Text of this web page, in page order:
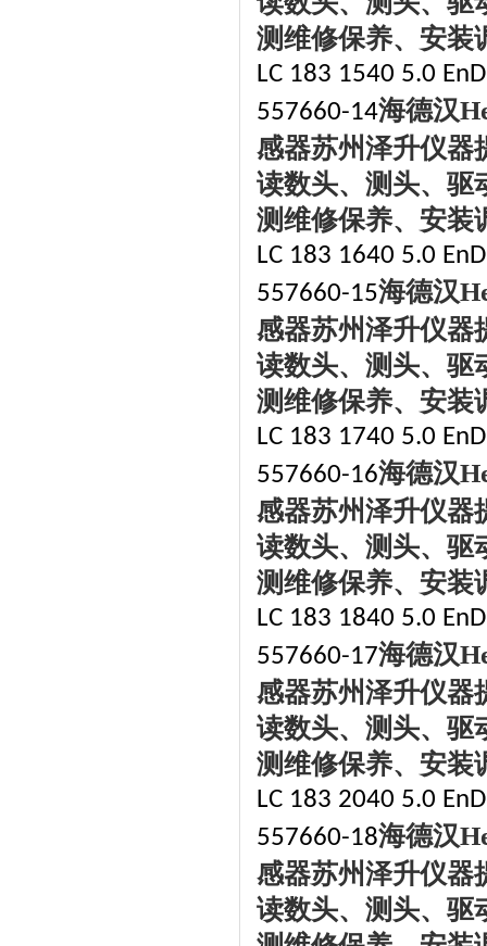
测维修保养、安装
LC 183 1540 5.0
557660-14海德汉
感器苏州泽升仪器
读数头、测头、驱
测维修保养、安装
LC 183 1640 5.0
557660-15海德汉
感器苏州泽升仪器
读数头、测头、驱
测维修保养、安装
LC 183 1740 5.0
557660-16海德汉
感器苏州泽升仪器
读数头、测头、驱
测维修保养、安装
LC 183 1840 5.0
557660-17海德汉
感器苏州泽升仪器
读数头、测头、驱
测维修保养、安装
LC 183 2040 5.0
557660-18海德汉
感器苏州泽升仪器
读数头、测头、驱